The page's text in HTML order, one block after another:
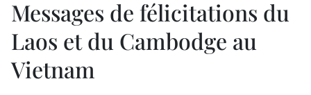
Messages de félicitations du
Laos et du Cambodge au
Vietnam